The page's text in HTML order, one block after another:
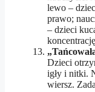
lewo –
prawo;
– dzieci
Dzieci
igły i nitki.
wiersz.